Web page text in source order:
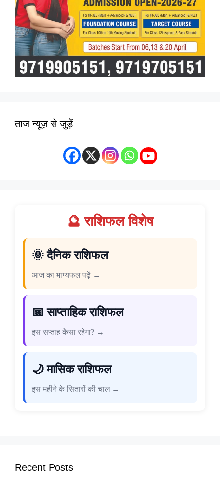
ताज न्यूज़ से जुड़ें
🔮 राशिफल विशेष
🌞 दैनिक राशिफल
आज का भाग्यफल पढ़ें →
📅 साप्ताहिक राशिफल
इस सप्ताह कैसा रहेगा? →
🌙 मासिक राशिफल
इस महीने के सितारों की चाल →
Recent Posts